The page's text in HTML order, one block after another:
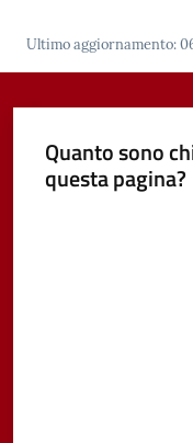
Novità
Menu selezionato
Vivere
Ultimo aggiornamento:
Quanto sono
questa pagina?